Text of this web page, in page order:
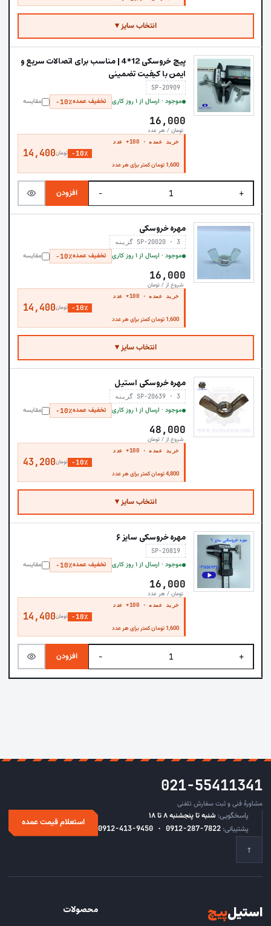
انتخاب سایز ▾
پیچ خروسکی 12*4 | مناسب برای اتصالات سریع و
ایمن با کیفیت تضمینی
SP-20909
موجود · ارسال از ۱ روز کاری تخفیف عمده−10٪ مقایسه
16,000
تومان / هر عدد
خرید عمده · 100+ عدد
14,400تومان −10٪
1,600 تومان کمتر برای هر عدد
+
− افزودن
مهره خروسکی
SP-20020 · 3 گزینه
موجود · ارسال از ۱ روز کاری تخفیف عمده−10٪ مقایسه
16,000
شروع از / تومان
خرید عمده · 100+ عدد
14,400تومان −10٪
1,600 تومان کمتر برای هر عدد
انتخاب سایز ▾
مهره خروسکی استیل
SP-20639 · 3 گزینه
موجود · ارسال از ۱ روز کاری تخفیف عمده−10٪ مقایسه
48,000
شروع از / تومان
خرید عمده · 100+ عدد
43,200تومان −10٪
4,800 تومان کمتر برای هر عدد
انتخاب سایز ▾
مهره خروسکی سایز ۶
SP-20819
موجود · ارسال از ۱ روز کاری تخفیف عمده−10٪ مقایسه
16,000
تومان / هر عدد
خرید عمده · 100+ عدد
14,400تومان −10٪
1,600 تومان کمتر برای هر عدد
+
− افزودن
021-55411341
مشاورهٔ فنی و ثبت سفارش تلفنی
پاسخگویی: شنبه تا پنجشنبه ۸ تا ۱۸
پشتیبانی: 0912-413-9450 · 0912-287-7822 استعلام قیمت عمده
↑
استیل‌پیچ محصولات